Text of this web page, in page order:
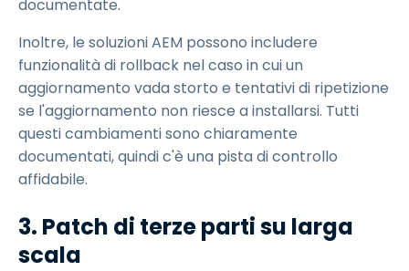
documentate.
Inoltre, le soluzioni AEM possono includere
funzionalità di rollback nel caso in cui un
aggiornamento vada storto e tentativi di ripetizione
se l'aggiornamento non riesce a installarsi. Tutti
questi cambiamenti sono chiaramente
documentati, quindi c'è una pista di controllo
affidabile.
3. Patch di terze parti su larga
scala